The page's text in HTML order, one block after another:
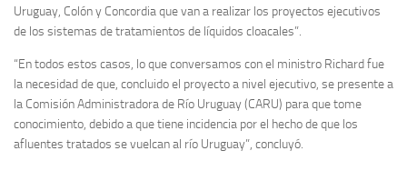
Uruguay, Colón y Concordia que van a realizar los proyectos ejecutivos
de los sistemas de tratamientos de líquidos cloacales”.
“En todos estos casos, lo que conversamos con el ministro Richard fue
la necesidad de que, concluido el proyecto a nivel ejecutivo, se presente a
la Comisión Administradora de Río Uruguay (CARU) para que tome
conocimiento, debido a que tiene incidencia por el hecho de que los
afluentes tratados se vuelcan al río Uruguay”, concluyó.